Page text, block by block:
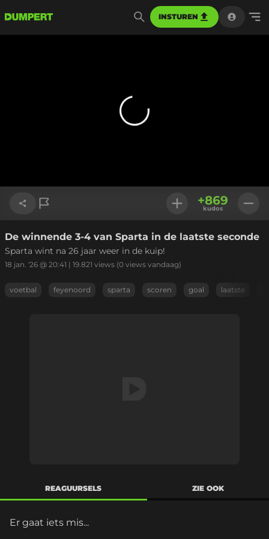
INSTUREN
Link kopiëren
+869
kudos
De winnende 3-4 van Sparta in de laatste seconde
Sparta wint na 26 jaar weer in de kuip!
18 jan. '26 @ 20:41 | 19.821 views (0 views vandaag)
voetbal feyenoord sparta scoren goal laatste
REAGUURSELS ZIE OOK
Er gaat iets mis...